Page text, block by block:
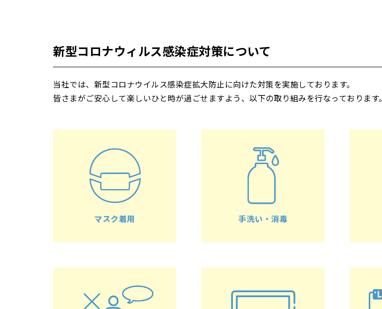
新型コロナウィルス感染症対策について
当社では、新型コロナウイルス感染症拡大防止に向けた対策を実施しております。
皆さまがご安心して楽しいひと時が過ごせますよう、以下の取り組みを行なっております。
マスク着用 手洗い・消毒